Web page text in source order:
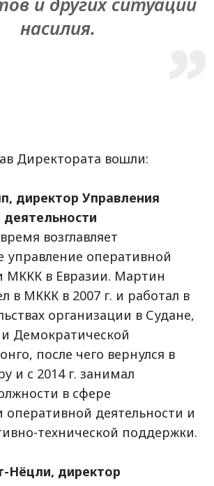
насилия.
Директората вошли:
директор Управления
возглавляет
управление оперативной
МККК в Евразии. Мартин
МККК в 2007 г. и работал в
организации в Судане,
Демократической
после чего вернулся в
и с 2014 г. занимал
в сфере
деятельности и
технической поддержки.
Нёцли, директор